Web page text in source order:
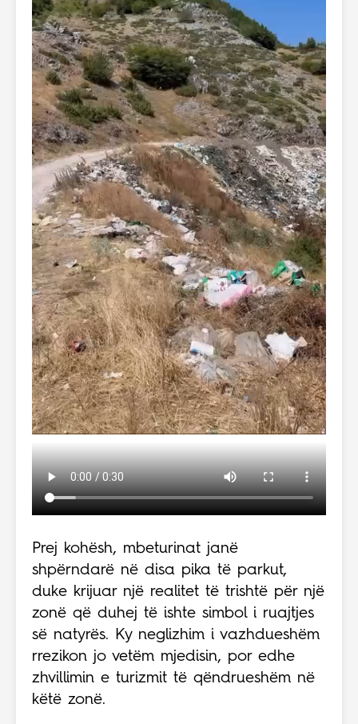
Prej kohësh, mbeturinat janë
shpërndarë në disa pika të parkut,
duke krijuar një realitet të trishtë për një
zonë që duhej të ishte simbol i ruajtjes
së natyrës. Ky neglizhim i vazhdueshëm
rrezikon jo vetëm mjedisin, por edhe
zhvillimin e turizmit të qëndrueshëm në
këtë zonë.